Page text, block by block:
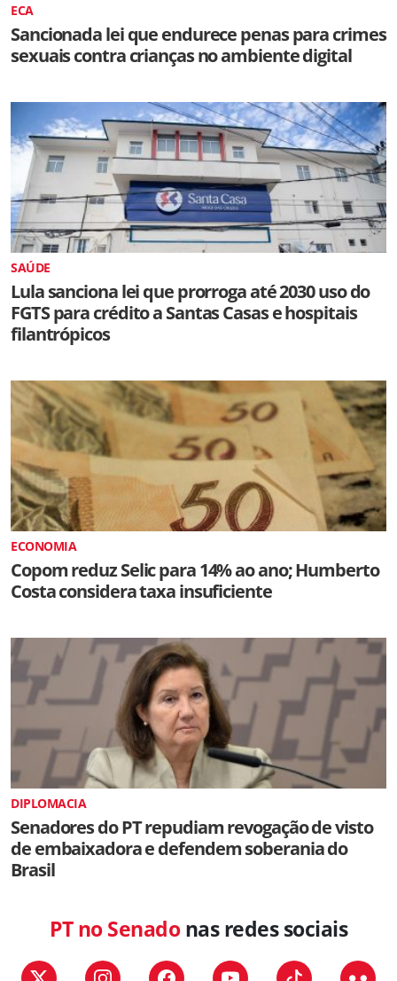
ECA
Sancionada lei que endurece penas para crimes
sexuais contra crianças no ambiente digital
SAÚDE
Lula sanciona lei que prorroga até 2030 uso do
FGTS para crédito a Santas Casas e hospitais
filantrópicos
ECONOMIA
Copom reduz Selic para 14% ao ano; Humberto
Costa considera taxa insuficiente
DIPLOMACIA
Senadores do PT repudiam revogação de visto
de embaixadora e defendem soberania do
Brasil
PT no Senadonas redes sociais